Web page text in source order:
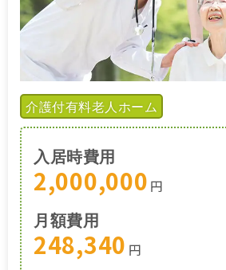
介護付有料老人ホーム
入居時費用
2,000,000 円
月額費用
248,340 円